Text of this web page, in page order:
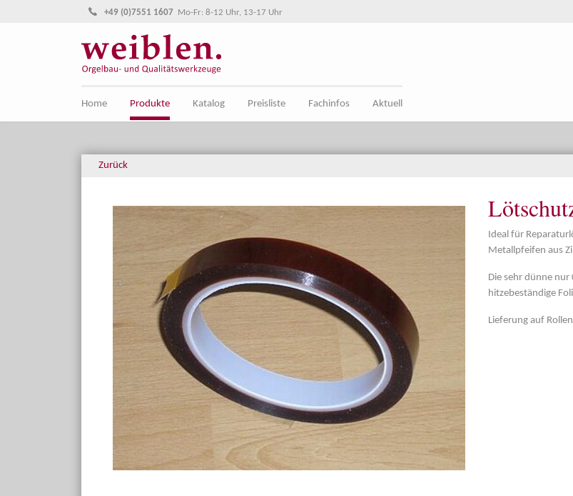
Direkt zur Hauptnavigation springen
Direkt zum Inhalt springen
+49 (0)7551 1607 Mo-Fr: 8-12 Uhr, 13-17 Uhr
Home Produkte Katalog Preisliste Fachinfos Aktuell
Zurück
Ideal für
Metallpfeifen aus
Die sehr dünne
hitzebeständige
Lieferung auf